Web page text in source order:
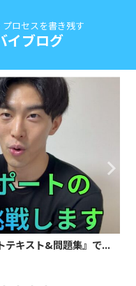
ロセスを書き残す
イブログ
テキスト&問題集』で...